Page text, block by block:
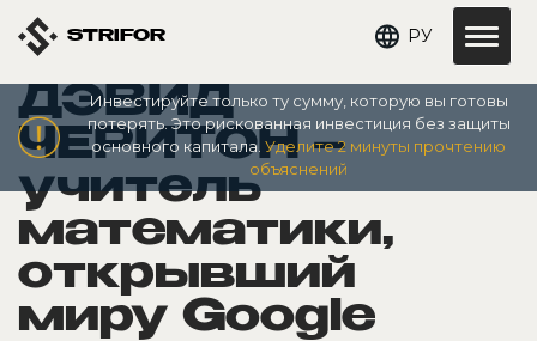
STRIFOR РУ
Инвестируйте только ту сумму, которую вы готовы
потерять. Это рискованная инвестиция без защиты
основного капитала. Уделите 2 минуты прочтению
объяснений
ДЭВИД
ЧЕРИТОН –
учитель
математики,
открывший
миру Google